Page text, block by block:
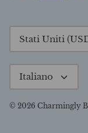
Valuta
Stati Uniti
Lingua
Italiano
© 2026 Charmingly